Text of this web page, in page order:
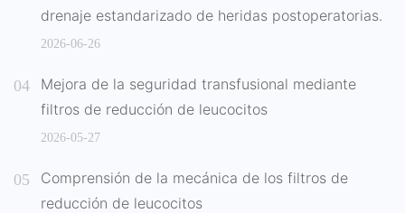
drenaje estandarizado de heridas postoperatorias.
2026-06-26
Mejora de la seguridad transfusional mediante
filtros de reducción de leucocitos
2026-05-27
Comprensión de la mecánica de los filtros de
reducción de leucocitos